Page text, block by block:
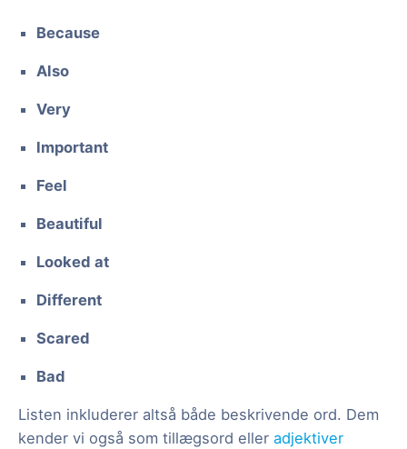
Because
Also
Very
Important
Feel
Beautiful
Looked at
Different
Scared
Bad
Listen inkluderer altså både beskrivende ord. Dem
kender vi også som tillægsord eller adjektiver